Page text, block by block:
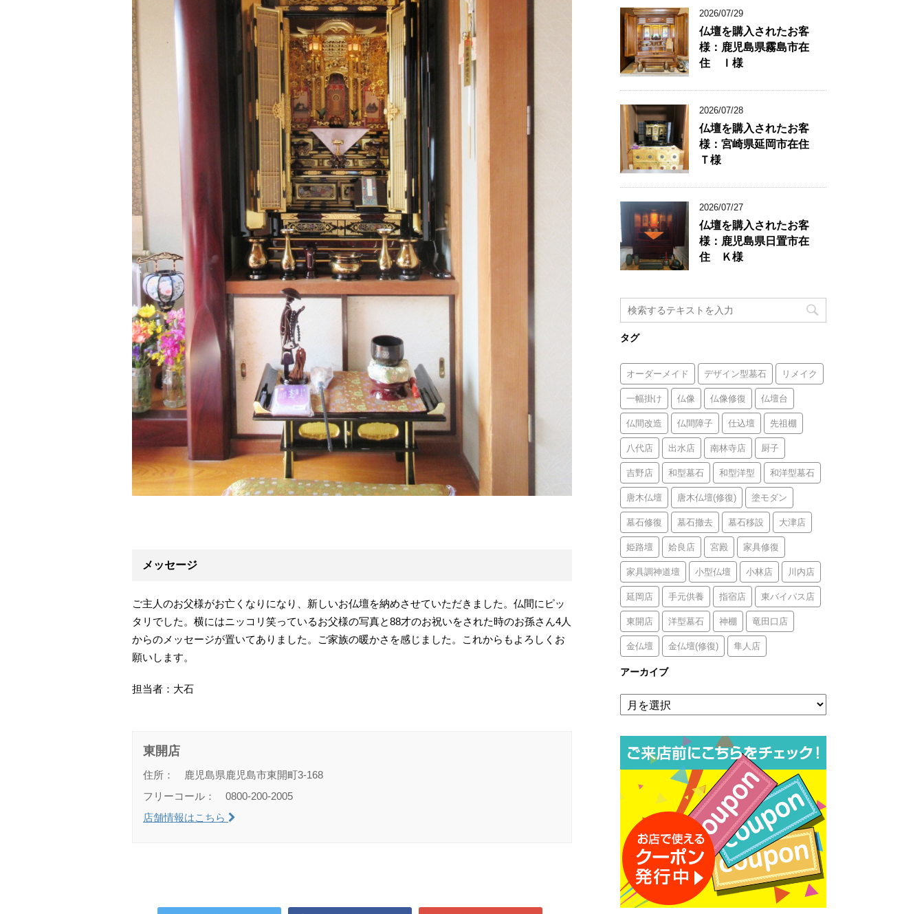
メッセージ
ご主人のお父様がお亡くなりになり、新しいお仏壇を納めさせていただきました。仏間にピッ
タリでした。横にはニッコリ笑っているお父様の写真と88才のお祝いをされた時のお孫さん4人
からのメッセージが置いてありました。ご家族の暖かさを感じました。これからもよろしくお
願いします。
担当者：大石
東開店
住所： 鹿児島県鹿児島市東開町3-168
フリーコール： 0800-200-2005
店舗情報はこちら
2026/07/29
仏壇を購入されたお客
様：鹿児島県霧島市在
住 Ｉ様
2026/07/28
仏壇を購入されたお客
様：宮崎県延岡市在住
Ｔ様
2026/07/27
仏壇を購入されたお客
様：鹿児島県日置市在
住 Ｋ様
タグ
オーダーメイド デザイン型墓石 リメイク
一幅掛け 仏像 仏像修復 仏壇台
仏間改造 仏間障子 仕込壇 先祖棚
八代店 出水店 南林寺店 厨子
吉野店 和型墓石 和型洋型 和洋型墓石
唐木仏壇 唐木仏壇(修復) 塗モダン
墓石修復 墓石撤去 墓石移設 大津店
姫路壇 姶良店 宮殿 家具修復
家具調神道壇 小型仏壇 小林店 川内店
延岡店 手元供養 指宿店 東バイパス店
東開店 洋型墓石 神棚 竜田口店
金仏壇 金仏壇(修復) 隼人店
アーカイブ
ア
ー
ブ